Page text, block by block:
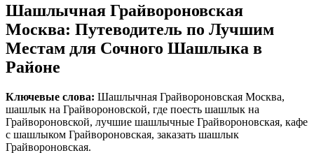
Шашлычная Грайвороновская
Москва: Путеводитель по Лучшим
Местам для Сочного Шашлыка в
Районе
Ключевые слова: Шашлычная Грайвороновская Москва,
шашлык на Грайвороновской, где поесть шашлык на
Грайвороновской, лучшие шашлычные Грайвороновская, кафе
с шашлыком Грайвороновская, заказать шашлык
Грайвороновская.